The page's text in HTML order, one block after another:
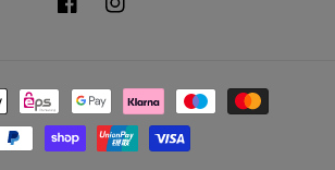
FacebookInstagram